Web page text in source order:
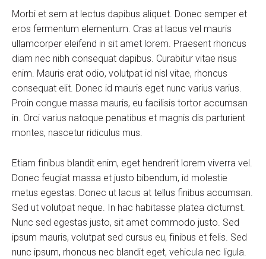
Morbi et sem at lectus dapibus aliquet. Donec semper et
eros fermentum elementum. Cras at lacus vel mauris
ullamcorper eleifend in sit amet lorem. Praesent rhoncus
diam nec nibh consequat dapibus. Curabitur vitae risus
enim. Mauris erat odio, volutpat id nisl vitae, rhoncus
consequat elit. Donec id mauris eget nunc varius varius.
Proin congue massa mauris, eu facilisis tortor accumsan
in. Orci varius natoque penatibus et magnis dis parturient
montes, nascetur ridiculus mus.
Etiam finibus blandit enim, eget hendrerit lorem viverra vel.
Donec feugiat massa et justo bibendum, id molestie
metus egestas. Donec ut lacus at tellus finibus accumsan.
Sed ut volutpat neque. In hac habitasse platea dictumst.
Nunc sed egestas justo, sit amet commodo justo. Sed
ipsum mauris, volutpat sed cursus eu, finibus et felis. Sed
nunc ipsum, rhoncus nec blandit eget, vehicula nec ligula.